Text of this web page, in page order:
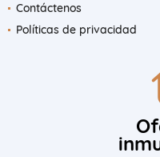
Contáctenos
Políticas de privacidad